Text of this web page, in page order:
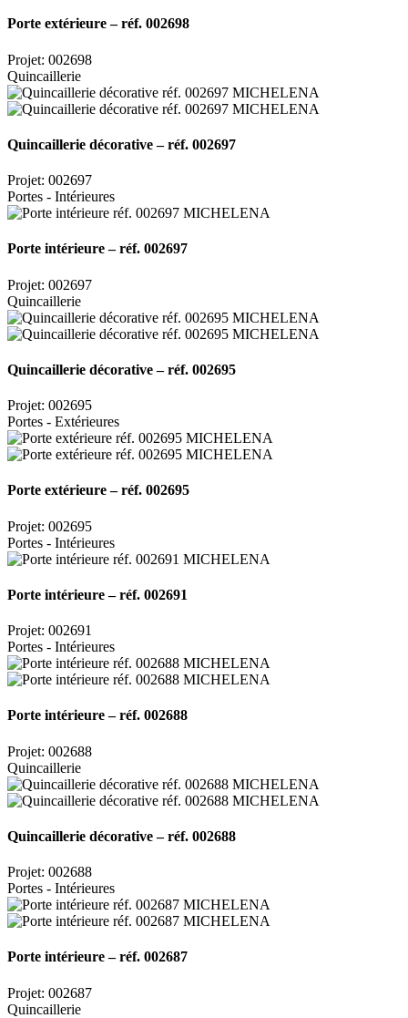
Porte extérieure – réf. 002698
Projet: 002698
Quincaillerie
Quincaillerie décorative – réf. 002697
Projet: 002697
Portes - Intérieures
Porte intérieure – réf. 002697
Projet: 002697
Quincaillerie
Quincaillerie décorative – réf. 002695
Projet: 002695
Portes - Extérieures
Porte extérieure – réf. 002695
Projet: 002695
Portes - Intérieures
Porte intérieure – réf. 002691
Projet: 002691
Portes - Intérieures
Porte intérieure – réf. 002688
Projet: 002688
Quincaillerie
Quincaillerie décorative – réf. 002688
Projet: 002688
Portes - Intérieures
Porte intérieure – réf. 002687
Projet: 002687
Quincaillerie